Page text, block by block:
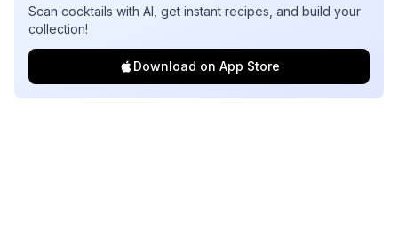
Scan cocktails with AI, get instant recipes, and build your
collection!
Download on App Store